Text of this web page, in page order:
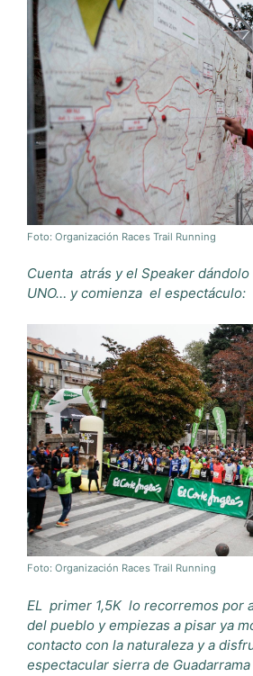
Foto: Organización Races Trail Running
Cuenta atrás y el Speaker dándolo
UNO… y comienza el espectáculo:
Foto: Organización Races Trail Running
EL primer 1,5K lo recorremos por
del pueblo y empiezas a pisar ya
contacto con la naturaleza y a
espectacular sierra de